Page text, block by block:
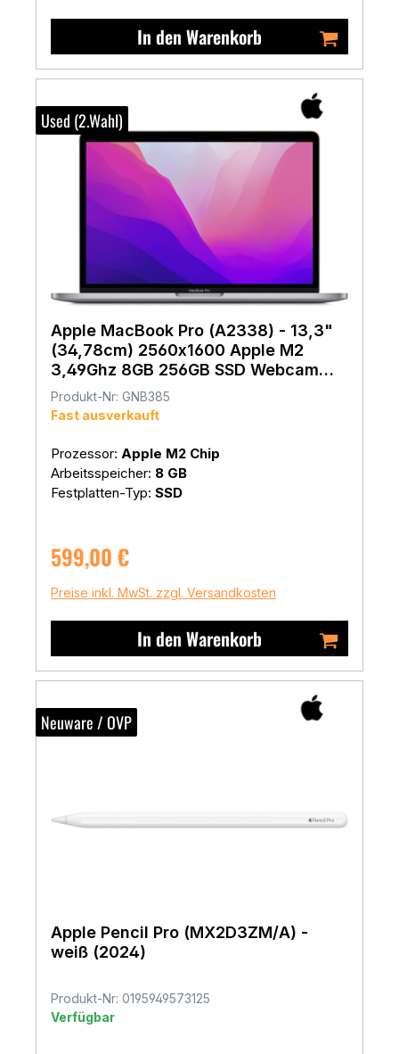
In den Warenkorb
Used (2.Wahl)
Apple MacBook Pro (A2338) - 13,3"
(34,78cm) 2560x1600 Apple M2
3,49Ghz 8GB 256GB SSD Webcam
WLAN mac OS
Produkt-Nr: GNB385
Fast ausverkauft
Prozessor: Apple M2 Chip
Arbeitsspeicher: 8 GB
Festplatten-Typ: SSD
Regulärer Preis:
599,00 €
Preise inkl. MwSt. zzgl. Versandkosten
In den Warenkorb
Neuware / OVP
Apple Pencil Pro (MX2D3ZM/A) -
weiß (2024)
Produkt-Nr: 0195949573125
Verfügbar